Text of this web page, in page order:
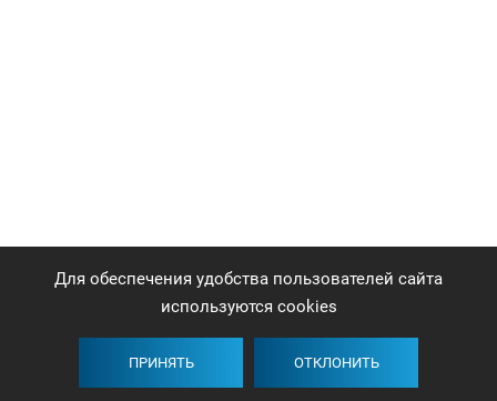
Плитка Карта Список
Для обеспечения удобства пользователей сайта
используются cookies
ПРИНЯТЬ ОТКЛОНИТЬ